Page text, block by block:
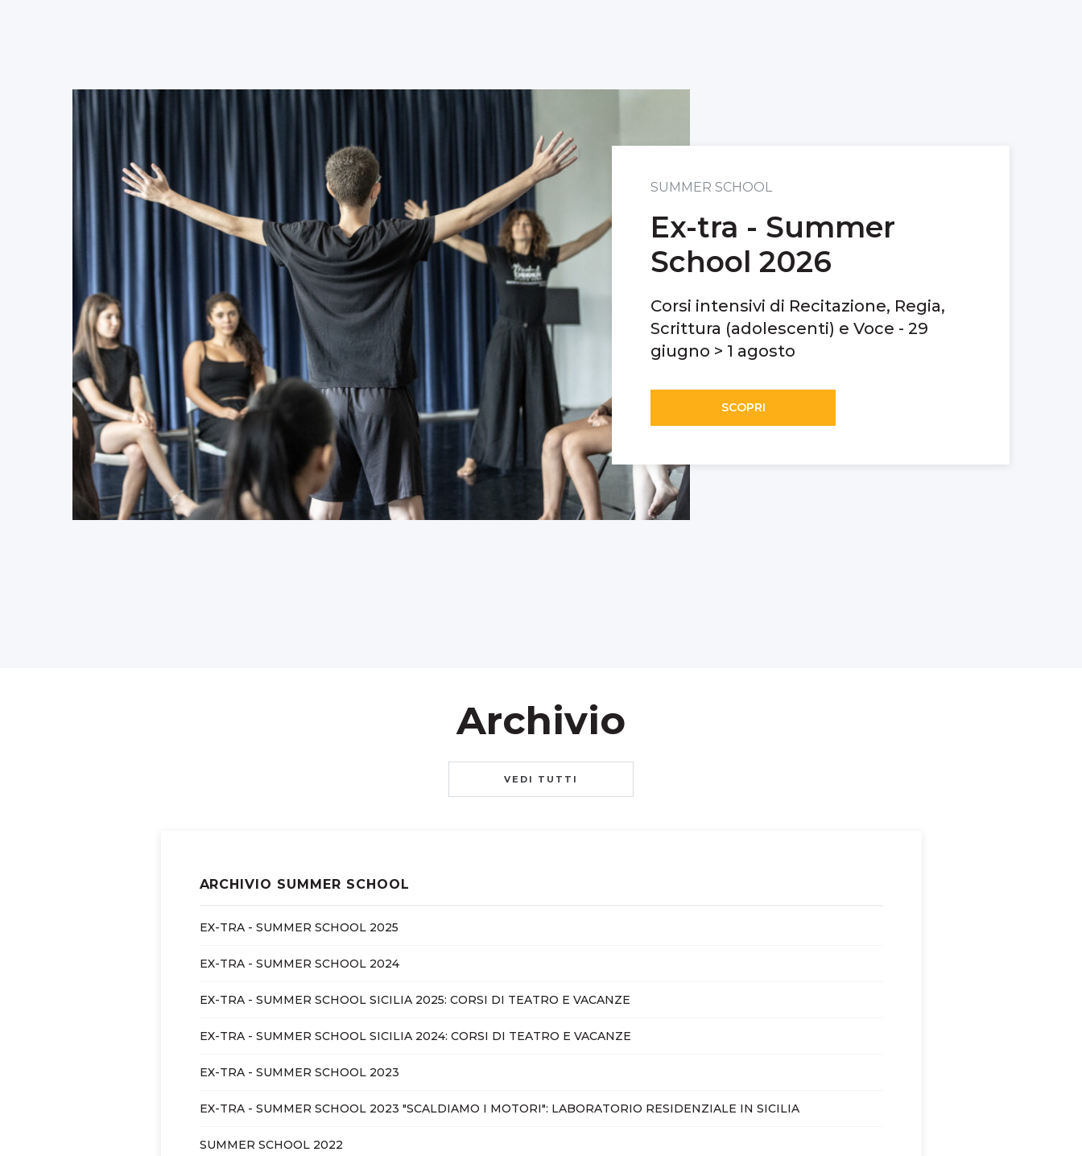
SUMMER SCHOOL
Ex-tra - Summer
School 2026
Corsi intensivi di Recitazione, Regia,
Scrittura (adolescenti) e Voce - 29
giugno > 1 agosto
SCOPRI
Archivio
VEDI TUTTI
ARCHIVIO SUMMER SCHOOL
EX-TRA - SUMMER SCHOOL 2025
EX-TRA - SUMMER SCHOOL 2024
EX-TRA - SUMMER SCHOOL SICILIA 2025: CORSI DI TEATRO E VACANZE
EX-TRA - SUMMER SCHOOL SICILIA 2024: CORSI DI TEATRO E VACANZE
EX-TRA - SUMMER SCHOOL 2023
EX-TRA - SUMMER SCHOOL 2023 "SCALDIAMO I MOTORI": LABORATORIO RESIDENZIALE IN SICILIA
SUMMER SCHOOL 2022